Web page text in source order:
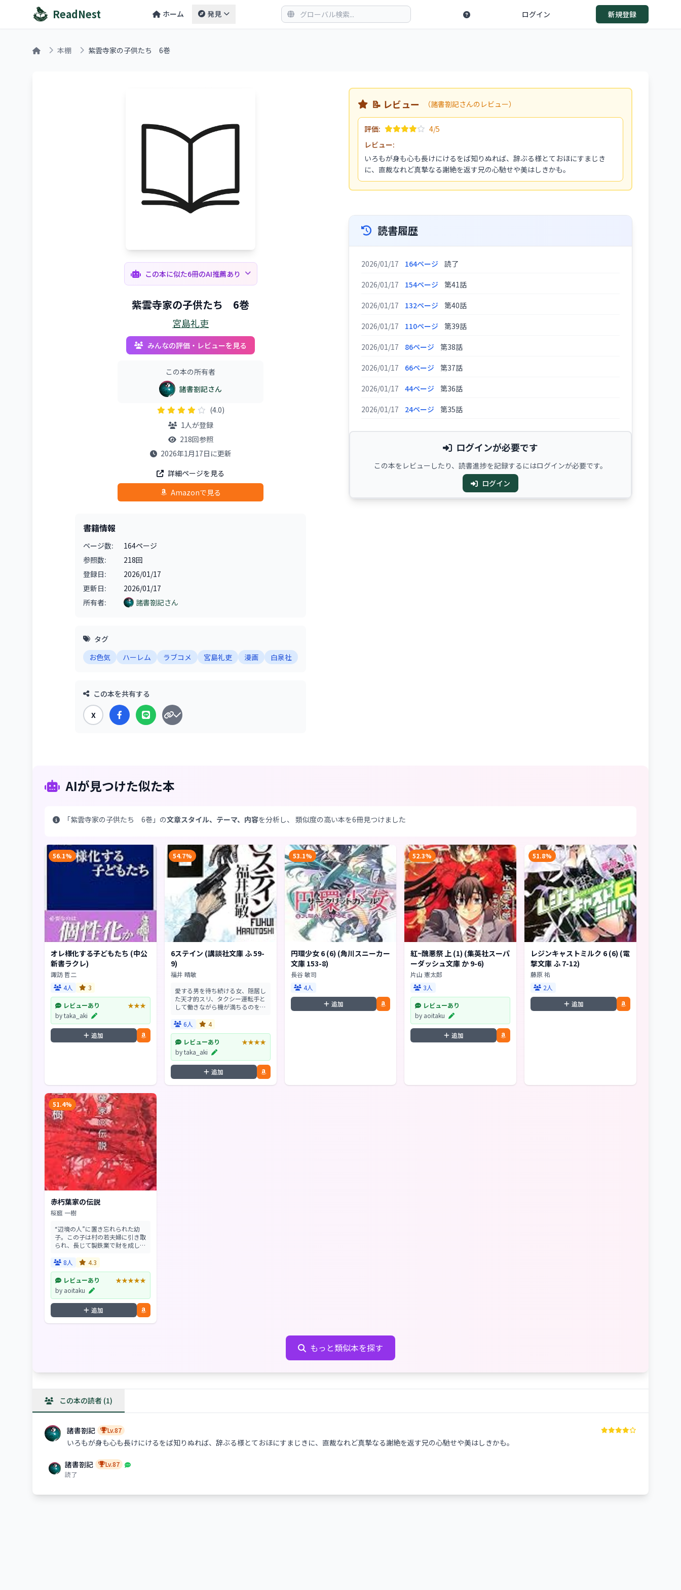
ReadNest ホーム 発見 ログイン 新規登録
本棚 紫雲寺家の子供たち 6巻
この本に似た6冊のAI推薦あり
紫雲寺家の子供たち 6巻
宮島礼吏
みんなの評価・レビューを見る
この本の所有者
諸書劄記さん
(4.0)
1人が登録
218回参照
2026年1月17日に更新
詳細ページを見る
Amazonで見る
書籍情報
ページ数:
164ページ
参照数:
218回
登録日:
2026/01/17
更新日:
2026/01/17
所有者:
諸書劄記さん
タグ
お色気
ハーレム ラブコメ 宮島礼吏 漫画 白泉社
この本を共有する
X
📝 レビュー （諸書劄記さんのレビュー）
評価:
4/5
レビュー:
いろもが身も心も長けにけるをば知りぬれば、辞ぶる様とておほにすまじき
に、直裁なれど真摯なる謝絶を返す兄の心馳せや美はしきかも。
読書履歴
2026/01/17 164ページ 読了
2026/01/17 154ページ 第41話
2026/01/17 132ページ 第40話
2026/01/17 110ページ 第39話
2026/01/17 86ページ 第38話
2026/01/17 66ページ 第37話
2026/01/17 44ページ 第36話
2026/01/17 24ページ 第35話
ログインが必要です
この本をレビューしたり、読書進捗を記録するにはログインが必要です。
ログイン
AIが見つけた似た本
「紫雲寺家の子供たち 6巻」の文章スタイル、テーマ、内容を分析し、 類似度の高い本を6冊見つけました
56.1%
オレ様化する子どもたち (中公
新書ラクレ)
諏訪 哲二
4人
3
レビューあり
★★★
by taka_aki
追加
54.7%
6ステイン (講談社文庫 ふ 59-
9)
福井 晴敏
愛する男を待ち続ける女、隠居し
た天才的スリ、タクシー運転手と
して働きながら機が満ちるのを待
ら、独り誇りを抱き続けた者たち
を知らない6つの魂が、...
6人 4
レビューあり
★★★★
by taka_aki
追加
53.1%
円環少女 6 (6) (角川スニーカー
文庫 153-8)
長谷 敏司
4人
追加
52.3%
紅~醜悪祭 上 (1) (集英社スーパ
ーダッシュ文庫 か 9-6)
片山 憲太郎
3人
レビューあり
by aoitaku
追加
51.8%
レジンキャストミルク 6 (6) (電
撃文庫 ふ 7-12)
藤原 祐
2人
追加
51.4%
赤朽葉家の伝説
桜庭 一樹
“辺境の人”に置き忘れられた幼
子。この子は村の若夫婦に引き取
られ、長じて製鉄業で財を成した
赤朽葉家の“千里眼奥様”と呼ばれ
祖母である赤朽葉万...
8人 4.3
レビューあり
★★★★★
by aoitaku
追加
もっと類似本を探す
この本の読者 (1)
諸書劄記 Lv.87
いろもが身も心も長けにけるをば知りぬれば、辞ぶる様とておほにすまじきに、直裁なれど真摯なる謝絶を返す兄の心馳せや美はしきかも。
諸書劄記
Lv.87
読了